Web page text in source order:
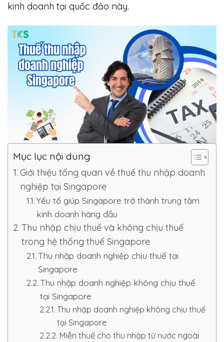
kinh doanh tại quốc đảo này.
Mục lục nội dung
Giới thiệu tổng quan về thuế thu nhập doanh
nghiệp tại Singapore
Yếu tố giúp Singapore trở thành trung tâm
kinh doanh hàng đầu
Thu nhập chịu thuế và không chịu thuế
trong hệ thống thuế Singapore
Thu nhập doanh nghiệp chịu thuế tại
Singapore
Thu nhập doanh nghiệp không chịu thuế
tại Singapore
Thu nhập doanh nghiệp không chịu thuế
tại Singapore
Miễn thuế cho thu nhập từ nước ngoài